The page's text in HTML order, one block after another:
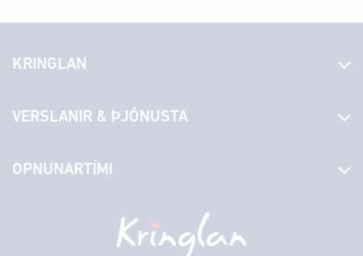
KRINGLAN
Laus störf
Hafðu samband
Persónuverndarstefna
VERSLANIR & ÞJÓNUSTA
Borgarbókasafn
OPNUNARTÍMI